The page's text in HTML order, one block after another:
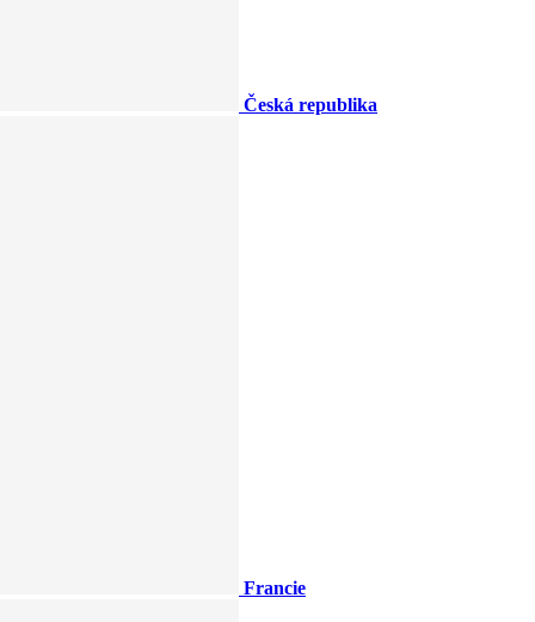
Česká republika
Francie